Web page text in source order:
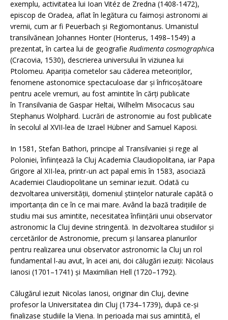
exemplu, activitatea lui Ioan Vitéz de Zredna (1408-1472),
episcop de Oradea, aflat în legătura cu faimoşi astronomi ai
vremii, cum ar fi Peuerbach şi Regiomontanus. Umanistul
transilvănean Johannes Honter (Honterus, 1498–1549) a
prezentat, în cartea lui de geografie Rudimenta cosmographica
(Cracovia, 1530), descrierea universului în viziunea lui
Ptolomeu. Apariţia cometelor sau căderea meteoriţilor,
fenomene astonomice spectaculoase dar şi înfricoşătoare
pentru acele vremuri, au fost amintite în cărţi publicate
în Transilvania de Gaspar Heltai, Wilhelm Misocacus sau
Stephanus Wolphard. Lucrări de astronomie au fost publicate
în secolul al XVII-lea de Izrael Hübner and Samuel Kaposi.
In 1581, Stefan Bathori, principe al Transilvaniei şi rege al
Poloniei, înfiinţează la Cluj Academia Claudiopolitana, iar Papa
Grigore al XII-lea, printr-un act papal emis în 1583, asociază
Academiei Claudiopolitane un seminar iezuit. Odată cu
dezvoltarea universităţii, domeniul ştiinţelor naturale capătă o
importanţa din ce în ce mai mare. Având la bază tradiţiile de
studiu mai sus amintite, necesitatea înfiinţării unui observator
astronomic la Cluj devine stringentă. In dezvoltarea studiilor şi
cercetărilor de Astronomie, precum şi lansarea planurilor
pentru realizarea unui observator astronomic la Cluj un rol
fundamental l-au avut, în acei ani, doi călugări iezuiţi: Nicolaus
Ianosi (1701–1741) şi Maximilian Hell (1720–1792).
Călugărul iezuit Nicolas Ianosi, originar din Cluj, devine
profesor la Universitatea din Cluj (1734–1739), după ce-şi
finalizase studiile la Viena. In perioada mai sus amintită, el